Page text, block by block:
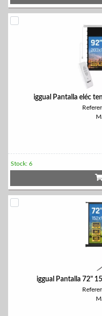
iggual Pantalla eléc
Stock: 6
iggual Pantalla 72"